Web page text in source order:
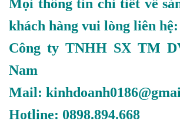
Mọi thông tin chi tiết về
khách hàng vui lòng liên hệ:
Công ty TNHH SX TM
Nam
Mail:
Hotline: 0898.894.668